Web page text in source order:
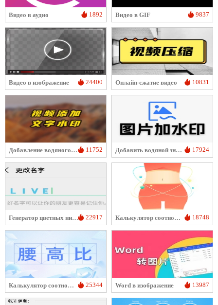
Видео в аудио 1892 Видео в GIF 9837
Видео в изображение 24400 Онлайн-сжатие видео 10831
Добавление водяного знака к видео 11752 Добавить водяной знак на изображение 17924
Генератор цветных никнеймов для WeChat 22917 Калькулятор соотношения талии к бедрам 18748
Калькулятор соотношения талии и роста 25344 Word в изображение 13987